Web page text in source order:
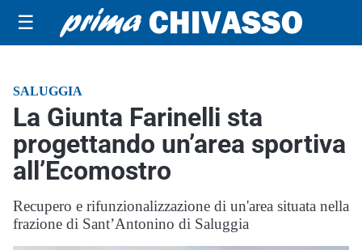
☰
SALUGGIA
La Giunta Farinelli sta
progettando un’area sportiva
all’Ecomostro
Recupero e rifunzionalizzazione di un'area situata nella
frazione di Sant’Antonino di Saluggia